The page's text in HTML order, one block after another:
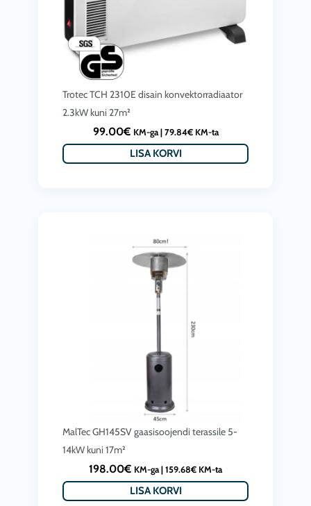
.
€
Trotec TCH 2310E disain konvektorradiaator
2.3kW kuni 27m²
99.00€ KM-ga | 79.84€KM-ta
LISA KORVI
MalTec GH145SV gaasisoojendi terassile 5-
14kW kuni 17m²
198.00€ KM-ga | 159.68€ KM-ta
LISA KORVI